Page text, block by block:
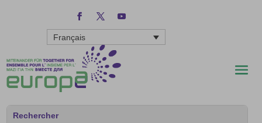
Français